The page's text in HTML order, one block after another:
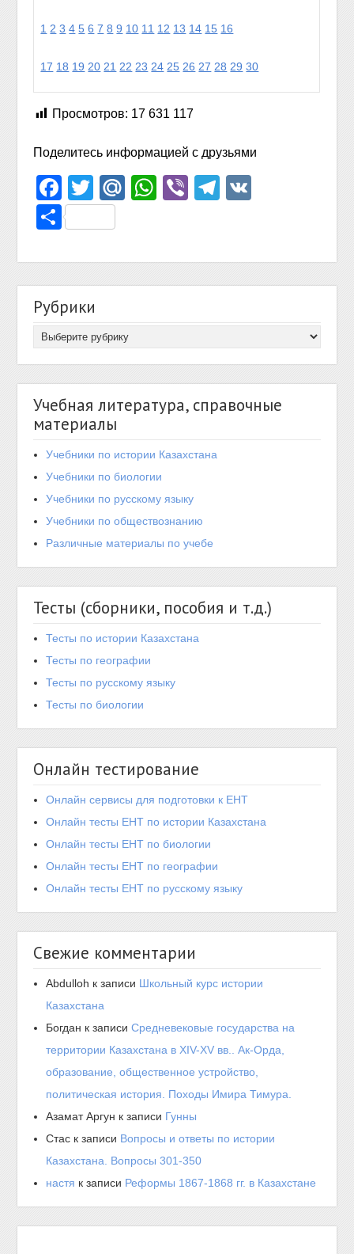
1 2 3 4 5 6 7 8 9 10 11 12 13 14 15 16
17 18 19 20 21 22 23 24 25 26 27 28 29 30
Просмотров: 17 631 117
Поделитесь информацией с друзьями
Facebook
TwitterMail.Ru
WhatsApp
ViberTelegram
Отправить
Рубрики
Учебная литература, справочные
материалы
Учебники по истории Казахстана
Учебники по биологии
Учебники по русскому языку
Учебники по обществознанию
Различные материалы по учебе
Тесты (сборники, пособия и т.д.)
Тесты по истории Казахстана
Тесты по географии
Тесты по русскому языку
Тесты по биологии
Онлайн тестирование
Онлайн сервисы для подготовки к ЕНТ
Онлайн тесты ЕНТ по истории Казахстана
Онлайн тесты ЕНТ по биологии
Онлайн тесты ЕНТ по географии
Онлайн тесты ЕНТ по русскому языку
Свежие комментарии
Abdulloh к записи Школьный курс истории
Казахстана
Богдан к записиСредневековые государства на
территории Казахстана в XIV-XV вв.. Ак-Орда,
образование, общественное устройство,
политическая история. Походы Имира Тимура.
Азамат Аргун к записи Гунны
Стас к записи Вопросы и ответы по истории
Казахстана. Вопросы 301-350
настя к записи Реформы 1867-1868 гг. в Казахстане